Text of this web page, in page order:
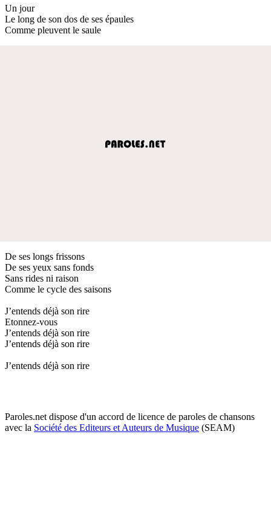
Un jour
Le long de son dos de ses épaules
Comme pleuvent le saule
De ses longs frissons
De ses yeux sans fonds
Sans rides ni raison
Comme le cycle des saisons
J’entends déjà son rire
Etonnez-vous
J’entends déjà son rire
J’entends déjà son rire
J’entends déjà son rire
Paroles.net dispose d'un accord de licence de paroles de chansons
avec la Société des Editeurs et Auteurs de Musique (SEAM)